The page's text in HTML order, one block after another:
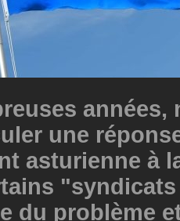
années,
une
asturienne à
du problème